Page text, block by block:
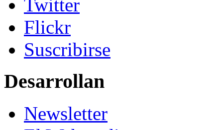
Twitter
Flickr
Suscribirse
Desarrollan
Newsletter